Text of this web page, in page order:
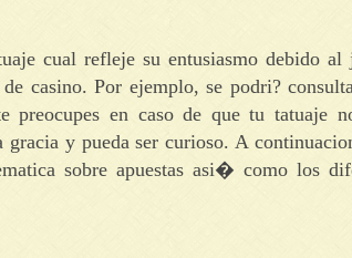
cual refleje su entusiasmo debido
casino. Por ejemplo, se podri?
preocupes en caso de que tu tatuaje
gracia y pueda ser curioso. A
sobre apuestas asi� como los